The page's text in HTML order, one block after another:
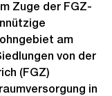
Zuge der FGZ-
am
von der
(FGZ)
in